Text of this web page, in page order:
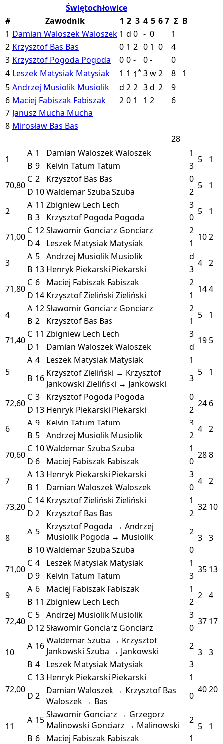
Świętochłowice
#
Zawodnik 1 2 3 4 5 67 Σ B
1 Damian WaloszekWaloszek 1 d 0 - 0
1
2 Krzysztof Bas Bas 0 1 2 0 1 0
4
3 Krzysztof Pogoda Pogoda 0 0 - 0-
0
4 Leszek Matysiak Matysiak 1 1 1* 3w2 8
1
5 Andrzej Musiolik Musiolik d 2 2 3d 2
9
6 Maciej Fabiszak Fabiszak 2 0 1 1 2
6
7 Janusz Mucha Mucha
8 Mirosław Bas Bas
28
1
A 1 Damian WaloszekWaloszek 1
5 1
B 9 Kelvin Tatum Tatum
3
70,80
C 2 Krzysztof Bas Bas 0
5 1
D 10Waldemar Szuba Szuba
2
2
A 11 Zbigniew Lech Lech 3
5 1
B 3 Krzysztof Pogoda Pogoda
0
71,00
C 12Sławomir Gonciarz Gonciarz 2
102
D 4 Leszek Matysiak Matysiak
1
3
A 5 Andrzej Musiolik Musiolik d
4 2
B 13 Henryk Piekarski Piekarski
3
71,80
C 6 Maciej Fabiszak Fabiszak 2
144
D 14 Krzysztof Zieliński Zieliński
1
4
A 12Sławomir Gonciarz Gonciarz 2
5 1
B 2 Krzysztof Bas Bas
1
71,40
C 11 Zbigniew Lech Lech 3
19 5
D 1 Damian WaloszekWaloszek d
5
A 4 Leszek Matysiak Matysiak
1
5
1
B 16 Krzysztof Zieliński → Krzysztof
Jankowski Zieliński → Jankowski 3
72,60
C 3 Krzysztof Pogoda Pogoda 0
24 6
D 13 Henryk Piekarski Piekarski
2
6
A 9 Kelvin Tatum Tatum 3
4 2
B 5 Andrzej Musiolik Musiolik
2
70,60
C 10Waldemar Szuba Szuba 1
288
D 6 Maciej Fabiszak Fabiszak
0
7
A 13 Henryk Piekarski Piekarski 3
4 2
B 1 Damian WaloszekWaloszek
0
73,20
C 14 Krzysztof Zieliński Zieliński 1
32 10
D 2 Krzysztof Bas Bas 2
8
A 5
Krzysztof Pogoda → Andrzej
Musiolik Pogoda → Musiolik 2
3 3
B 10Waldemar Szuba Szuba
0
71,00
C 4 Leszek Matysiak Matysiak 1
35 13
D 9 Kelvin Tatum Tatum
3
9
A 6 Maciej Fabiszak Fabiszak 1
2 4
B 11 Zbigniew Lech Lech
2
72,40
C 5 Andrzej Musiolik Musiolik 3
37 17
D 12Sławomir Gonciarz Gonciarz 0
10
A 16Waldemar Szuba → Krzysztof
Jankowski Szuba → Jankowski 2
3 3
B 4 Leszek Matysiak Matysiak 3
72,00
C 13 Henryk Piekarski Piekarski
1
4020
D 2
Damian Waloszek → Krzysztof Bas
Waloszek → Bas
0
11
A 15Sławomir Gonciarz → Grzegorz
Malinowski Gonciarz → Malinowski 2
5
1
B 6 Maciej Fabiszak Fabiszak
1